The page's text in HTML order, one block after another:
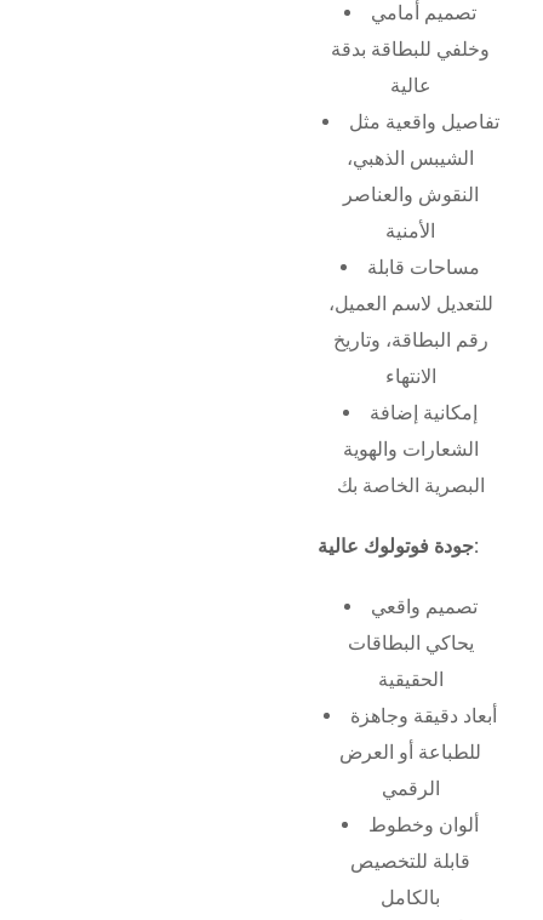
تصميم أمامي
وخلفي للبطاقة بدقة
عالية
تفاصيل واقعية مثل
الشيبس الذهبي،
النقوش والعناصر
الأمنية
مساحات قابلة
للتعديل لاسم العميل،
رقم البطاقة، وتاريخ
الانتهاء
إمكانية إضافة
الشعارات والهوية
البصرية الخاصة بك
جودة فوتولوك عالية:
تصميم واقعي
يحاكي البطاقات
الحقيقية
أبعاد دقيقة وجاهزة
للطباعة أو العرض
الرقمي
ألوان وخطوط
قابلة للتخصيص
بالكامل